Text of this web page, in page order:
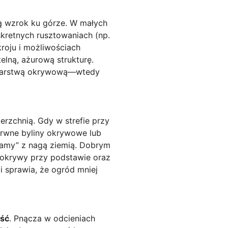
ku górze. W małych
rusztowaniach (np.
i możliwościach
ażurową strukturę.
okrywową—wtedy
Gdy w strefie przy
byliny okrywowe lub
z nagą ziemią. Dobrym
przy podstawie oraz
sprawia, że ogród mniej
. Pnącza w odcieniach